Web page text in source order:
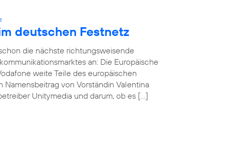
deutschen Festnetz
die nächste richtungsweisende
an: Die Europäische
weite Teile des europäischen
von Vorständin Valentina
Unitymedia und darum, ob es […]